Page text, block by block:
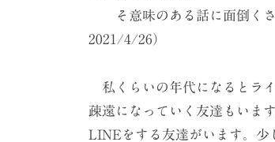
そ意味のある話に面倒く
2021/4/26）
私くらいの年代になるとラ
疎遠になっていく友達もいま
LINEをする友達がいます。少